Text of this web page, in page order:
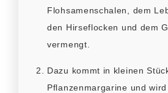
Flohsamenschalen, dem
den Hirseflocken und dem
vermengt.
Dazu kommt in kleinen
Pflanzenmargarine und